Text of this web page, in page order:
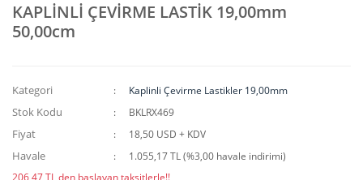
KAPLİNLİ ÇEVİRME LASTİK 19,00mm
50,00cm
Kategori Kaplinli Çevirme Lastikler 19,00mm
Stok Kodu BKLRX469
Fiyat 18,50 USD + KDV
Havale
1.055,17 TL (%3,00 havale indirimi)
206,47 TL den başlayan taksitlerle!!